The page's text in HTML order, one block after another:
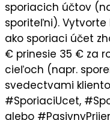
sporiacich účtov
sporiteľni). Vytvorte
ako sporiaci účet
€ prinesie 35 € za
cieľoch (napr.
svedectvami
#SporiaciUcet,
alebo